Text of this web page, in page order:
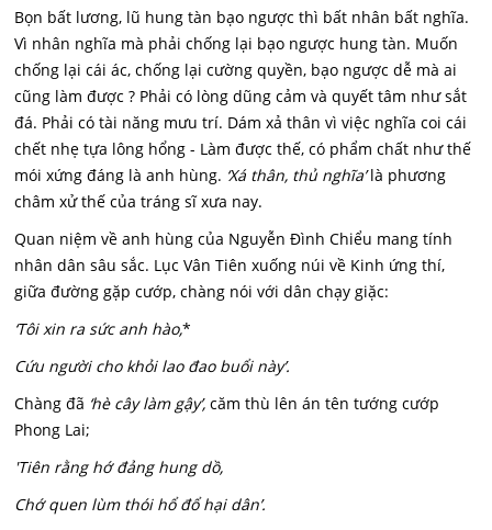
Bọn bất lương, lũ hung tàn bạo ngược thì bất nhân bất nghĩa.
Vì nhân nghĩa mà phải chống lại bạo ngược hung tàn. Muốn
chống lại cái ác, chống lại cường quyền, bạo ngược dễ mà ai
cũng làm được ? Phải có lòng dũng cảm và quyết tâm như sắt
đá. Phải có tài năng mưu trí. Dám xả thân vì việc nghĩa coi cái
chết nhẹ tựa lông hổng - Làm được thế, có phẩm chất như thế
mói xứng đáng là anh hùng. ‘Xá thân, thủ nghĩa’là phương
châm xử thế của tráng sĩ xưa nay.
Quan niệm về anh hùng của Nguyễn Đình Chiểu mang tính
nhân dân sâu sắc. Lục Vân Tiên xuống núi về Kinh ứng thí,
giữa đường gặp cướp, chàng nói với dân chạy giặc:
‘Tôi xin ra sức anh hào,*
Cứu người cho khỏi lao đao buổi này’.
Chàng đã ‘hè cây làm gậy’, căm thù lên án tên tướng cướp
Phong Lai;
'Tiên rằng hớ đảng hung dồ,
Chớ quen lùm thói hổ đổ hại dân’.